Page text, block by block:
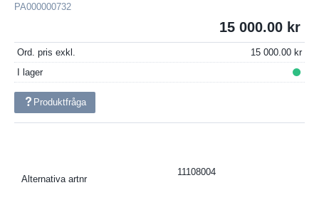
PA000000732
15 000.00
Ord. pris exkl.
15 000.00
I lager
Produktfråga
Alternativa artnr
11108004